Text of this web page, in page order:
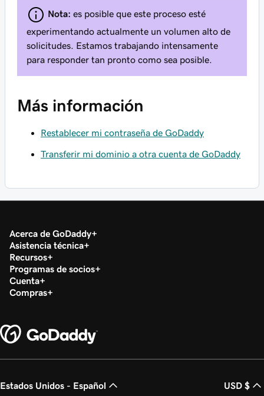
Nota: es posible que este proceso esté
experimentando actualmente un volumen alto de
solicitudes. Estamos trabajando intensamente
para responder tan pronto como sea posible.
Más información
Restablecer mi contraseña de GoDaddy
Transferir mi dominio a otra cuenta de GoDaddy
Acerca de GoDaddy
Asistencia técnica
Recursos
Programas de socios
Cuenta
Compras
Estados Unidos - Español USD $